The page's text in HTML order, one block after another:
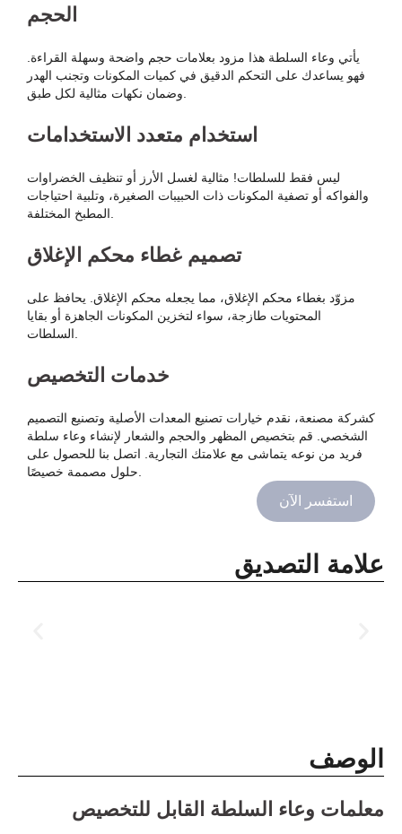
الحجم
يأتي وعاء السلطة هذا مزود بعلامات حجم واضحة وسهلة القراءة.
فهو يساعدك على التحكم الدقيق في كميات المكونات وتجنب الهدر
استخدام متعدد الاستخدامات
ليس فقط للسلطات! مثالية لغسل الأرز أو تنظيف الخضراوات
والفواكه أو تصفية المكونات ذات الحبيبات الصغيرة، وتلبية احتياجات
تصميم غطاء محكم الإغلاق
مزوّد بغطاء محكم الإغلاق، مما يجعله محكم الإغلاق. يحافظ على
المحتويات طازجة، سواء لتخزين المكونات الجاهزة أو بقايا
خدمات التخصيص
كشركة مصنعة، نقدم خيارات تصنيع المعدات الأصلية وتصنيع التصميم
الشخصي. قم بتخصيص المظهر والحجم والشعار لإنشاء وعاء سلطة
فريد من نوعه يتماشى مع علامتك التجارية. اتصل بنا للحصول على
استفسر الآن
علامة التصديق
الوصف
معلمات وعاء السلطة القابل للتخصيص